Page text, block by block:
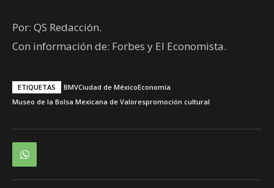
Por: QS Redacción.
Con información de: Forbes y El Economista.
ETIQUETAS BMVCiudad de MéxicoEconomía
Museo de la Bolsa Mexicana de Valorespromoción cultural